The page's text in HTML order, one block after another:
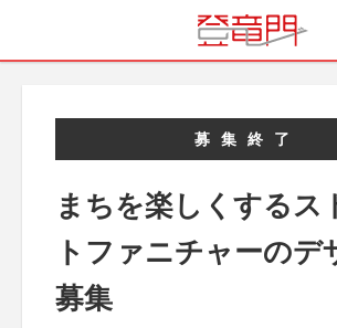
募集終了
まちを楽しくするス
トファニチャーのデ
募集